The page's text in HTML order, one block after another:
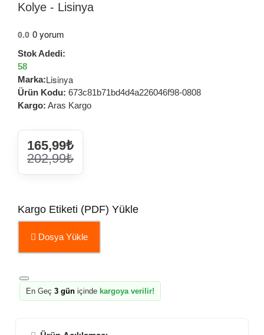
Kolye - Lisinya
0.0 0 yorum
Stok Adedi:
58
Marka:Lisinya
Ürün Kodu: 673c81b71bd4d4a226046f98-0808
Kargo: Aras Kargo
165,99₺
202,99₺
Kargo Etiketi (PDF) Yükle
Dosya Yükle
En Geç 3 gün içinde kargoya verilir!